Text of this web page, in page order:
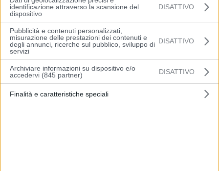
identificazione attraverso la scansione del
dispositivo
DISATTIVO
Pubblicità e contenuti personalizzati,
misurazione delle prestazioni dei contenuti e
degli annunci, ricerche sul pubblico, sviluppo di
servizi
DISATTIVO
Archiviare informazioni su dispositivo e/o
accedervi (845 partner)
DISATTIVO
Finalità e caratteristiche speciali
regime di brezza lungo la fascia costiera. Mare quasi calmo o poco
mosso.
(Arpae)